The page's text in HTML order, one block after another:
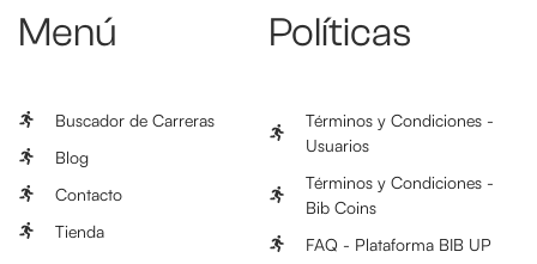
Menú
Buscador de Carreras
Blog
Contacto
Tienda
Políticas
Términos y Condiciones -
Usuarios
Términos y Condiciones -
Bib Coins
FAQ - Plataforma BIB UP